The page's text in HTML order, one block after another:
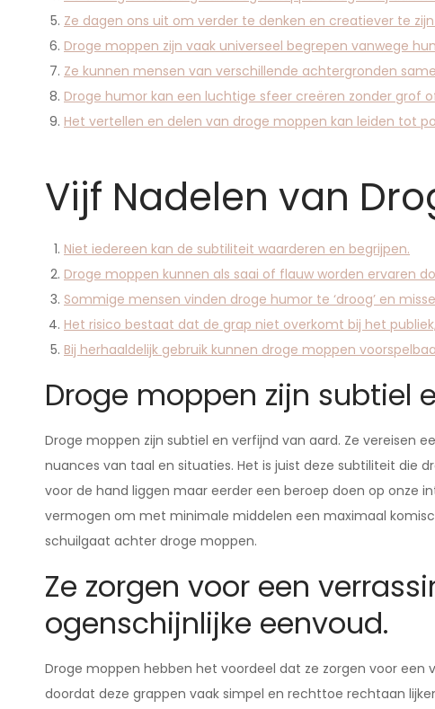
Ze dagen ons uit om verder te denken en creatiever te
Droge moppen zijn vaak universeel begrepen vanwege
Ze kunnen mensen van verschillende achtergronden
Droge humor kan een luchtige sfeer creëren zonder grof
Het vertellen en delen van droge moppen kan leiden tot
Vijf Nadelen van
Niet iedereen kan de subtiliteit waarderen en begrijpen.
Droge moppen kunnen als saai of flauw worden ervaren
Sommige mensen vinden droge humor te ‘droog’ en
Het risico bestaat dat de grap niet overkomt bij het
Bij herhaaldelijk gebruik kunnen droge moppen
Droge moppen zijn subtiel
Droge moppen zijn subtiel en verfijnd van aard. Ze vereisen
nuances van taal en situaties. Het is juist deze subtiliteit die
voor de hand liggen maar eerder een beroep doen op onze
vermogen om met minimale middelen een maximaal
schuilgaat achter droge moppen.
Ze zorgen voor een
ogenschijnlijke eenvoud.
Droge moppen hebben het voordeel dat ze zorgen voor een
doordat deze grappen vaak simpel en rechttoe rechtaan